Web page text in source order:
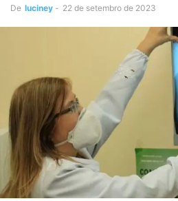
De luciney - 22 de setembro de 2023